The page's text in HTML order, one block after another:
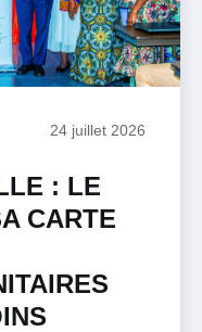
24 juillet 2026
: LE
CARTE